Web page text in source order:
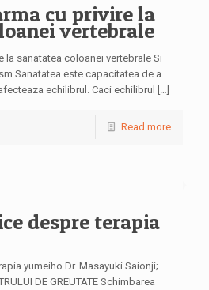
cu privire la
vertebrale
la sanatatea coloanei vertebrale Si
Sanatatea este capacitatea de a
echilibrul. Caci echilibrul […]
Read more
despre terapia
yumeiho Dr. Masayuki Saionji;
DE GREUTATE Schimbarea